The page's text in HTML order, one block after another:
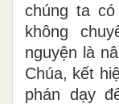
chúng ta
không
nguyện là
Chúa, kết
phán dạy